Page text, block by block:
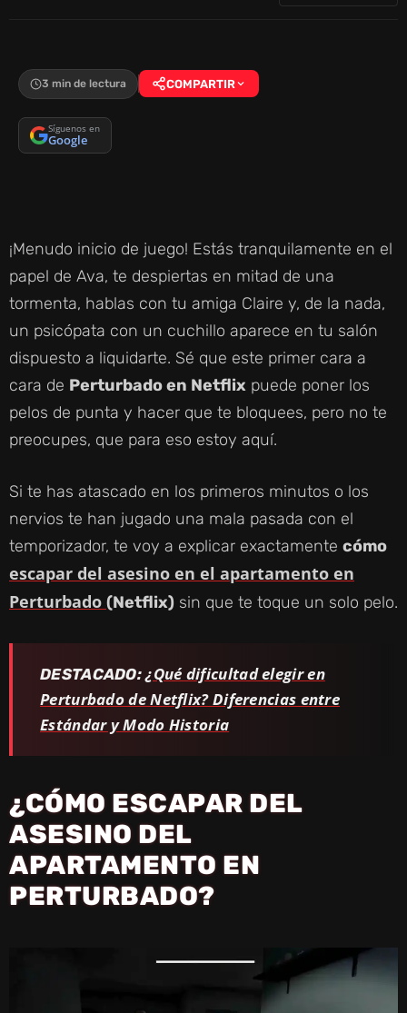
3 min de lectura COMPARTIR
Síguenos en
Google
¡Menudo inicio de juego! Estás tranquilamente en el
papel de Ava, te despiertas en mitad de una
tormenta, hablas con tu amiga Claire y, de la nada,
un psicópata con un cuchillo aparece en tu salón
dispuesto a liquidarte. Sé que este primer cara a
cara de Perturbado en Netflix puede poner los
pelos de punta y hacer que te bloquees, pero no te
preocupes, que para eso estoy aquí.
Si te has atascado en los primeros minutos o los
nervios te han jugado una mala pasada con el
temporizador, te voy a explicar exactamente cómo
escapar del asesino en el apartamento en
Perturbado (Netflix) sin que te toque un solo pelo.
DESTACADO:¿Qué dificultad elegir en
Perturbado de Netflix? Diferencias entre
Estándar y Modo Historia
¿CÓMO ESCAPAR DEL
ASESINO DEL
APARTAMENTO EN
PERTURBADO?